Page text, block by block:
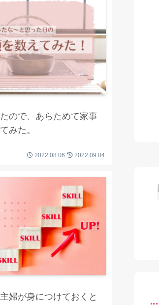
ので、あらためて家事
みた。
2022.08.06 2022.09.04
婦が身につけておくと